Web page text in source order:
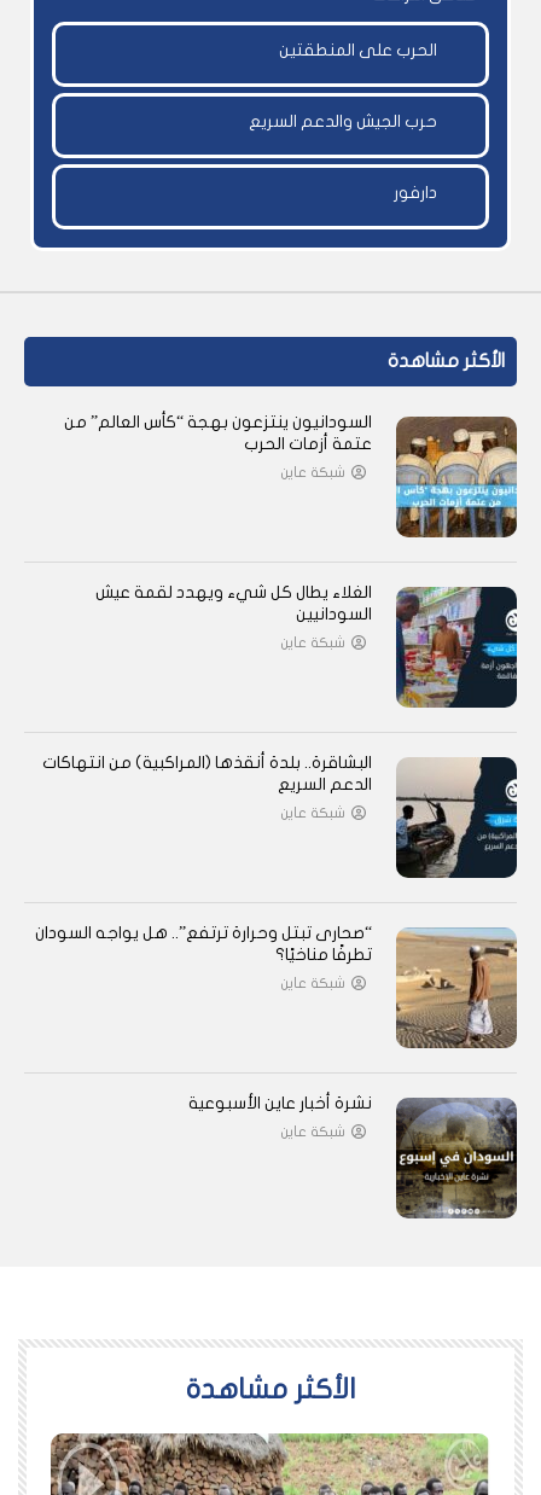
الحرب على المنطقتين
حرب الجيش والدعم السريع
دارفور
الأكثر مشاهدة
السودانيون ينتزعون بهجة “كأس العالم” من
عتمة أزمات الحرب
شبكة عاين
الغلاء يطال كل شيء ويهدد لقمة عيش
السودانيين
شبكة عاين
البشاقرة.. بلدة أنقذها (المراكبية) من انتهاكات
الدعم السريع
شبكة عاين
“صحارى تبتل وحرارة ترتفع”.. هل يواجه السودان
تطرفًا مناخيًا؟
شبكة عاين
نشرة أخبار عاين الأسبوعية
شبكة عاين
اﻷكثر مشاهدة